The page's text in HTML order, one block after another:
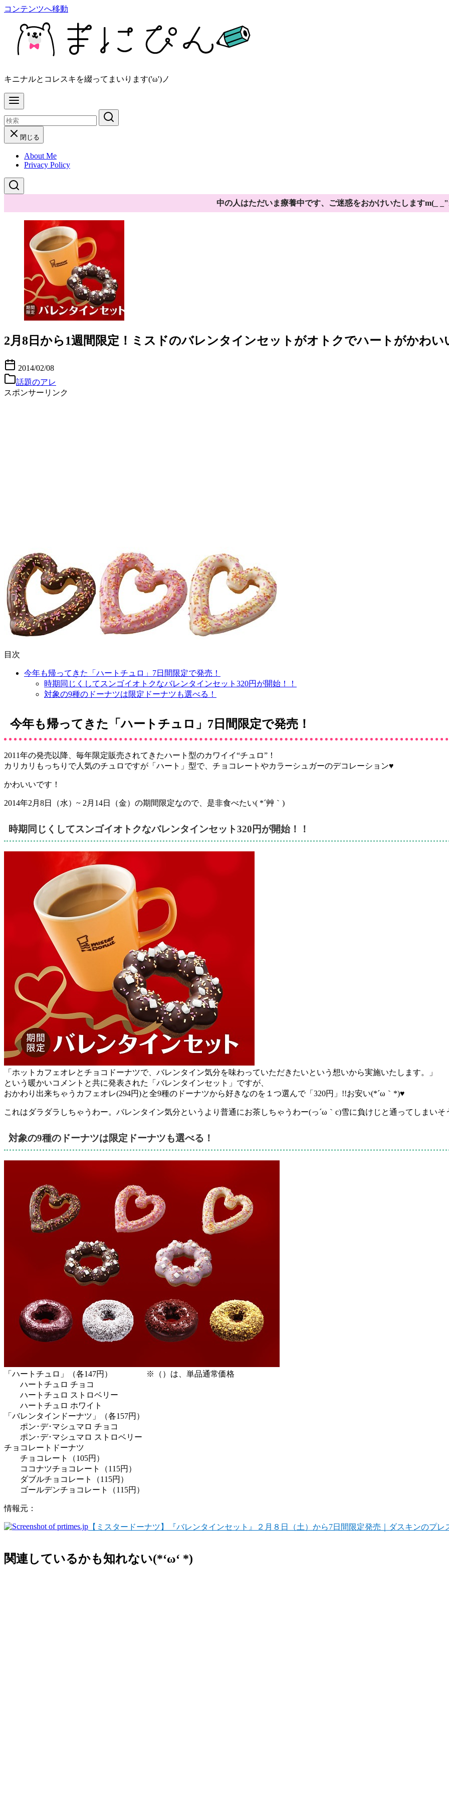
コンテンツへ移動
キニナルとコレスキを綴ってまいります('ω')ノ
閉じる
About Me
Privacy Policy
中の人はただいま療養中です、ご迷惑をおかけいたしますm(_
2月8日から1週間限定！ミスドのバレンタインセットがオトクでハートがかわい
2014/02/08
話題のアレ
スポンサーリンク
目次
今年も帰ってきた「ハートチュロ」7日間限定で発売！
時期同じくしてスンゴイオトクなバレンタインセット320円が開始！！
対象の9種のドーナツは限定ドーナツも選べる！
今年も帰ってきた「ハートチュロ」7日間限定で発売！
2011年の発売以降、毎年限定販売されてきたハート型のカワイイ“チュロ”！
カリカリもっちりで人気のチュロですが「ハート」型で、チョコレートやカラーシュガーのデコレーション♥
かわいいです！
2014年2月8日（水）~ 2月14日（金） の期間限定なので、是非食べたい( *´艸｀)
時期同じくしてスンゴイオトクなバレンタインセット320円が開始！！
「ホットカフェオレとチョコドーナツで、バレンタイン気分を味わっていただきたいという想いから実施いたします。」
という暖かいコメントと共に発表された「バレンタインセット」ですが、
おかわり出来ちゃうカフェオレ(294円)と全9種のドーナツから好きなのを１つ選んで「320円」!!お安い(*´ω｀*)♥
これはダラダラしちゃうわー。バレンタイン気分というより普通にお茶しちゃうわー(っ´ω｀c) 雪に負けじと通ってしまいそ
対象の9種のドーナツは限定ドーナツも選べる！
「ハートチュロ」（各147円） ※（）は、単品通常価格
ハートチュロ チョコ
ハートチュロ ストロベリー
ハートチュロ ホワイト
「バレンタインドーナツ」（各157円）
ポン･デ･マシュマロ チョコ
ポン･デ･マシュマロ ストロベリー
チョコレートドーナツ
チョコレート（105円）
ココナツチョコレート（115円）
ダブルチョコレート（115円）
ゴールデンチョコレート（115円）
情報元：
【ミスタードーナツ】『バレンタインセット』２月８日（土）から7日間限定発売｜ダスキンのプレ
関連しているかも知れない(*‘ω‘ *)